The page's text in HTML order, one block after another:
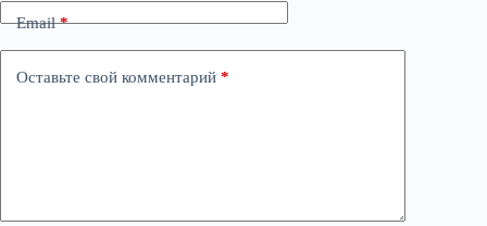
Email*
Оставьте свой комментарий *